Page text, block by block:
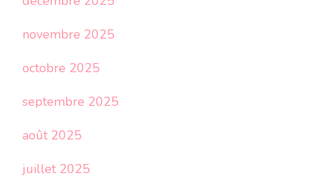
novembre 2025
octobre 2025
septembre 2025
août 2025
juillet 2025